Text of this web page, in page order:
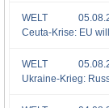
WELT
Ceuta-Krise: EU
WELT
Ukraine-Krieg: